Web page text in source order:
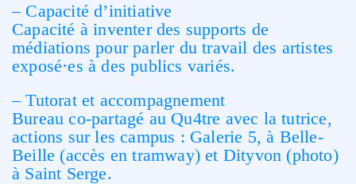
– Capacité d’initiative
Capacité à inventer des supports de
médiations pour parler du travail des artistes
exposé·es à des publics variés.
– Tutorat et accompagnement
Bureau co-partagé au Qu4tre avec la tutrice,
actions sur les campus : Galerie 5, à Belle-
Beille (accès en tramway) et Dityvon (photo)
à Saint Serge.